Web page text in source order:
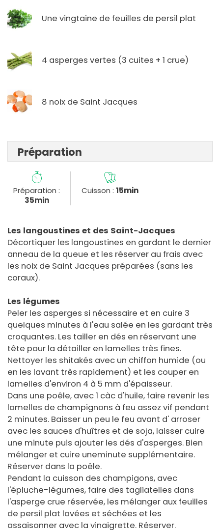
Une vingtaine de feuilles de persil plat
4 asperges vertes (3 cuites + 1 crue)
8 noix de Saint Jacques
Préparation
Préparation :
35min
Cuisson : 15min
Les langoustines et des Saint-Jacques
Décortiquer les langoustines en gardant le dernier
anneau de la queue et les réserver au frais avec
les noix de Saint Jacques préparées (sans les
coraux).
Les légumes
Peler les asperges si nécessaire et en cuire 3
quelques minutes à l'eau salée en les gardant très
croquantes. Les tailler en dés en réservant une
tête pour la détailler en lamelles très fines.
Nettoyer les shitakés avec un chiffon humide (ou
en les lavant très rapidement) et les couper en
lamelles d'environ 4 à 5 mm d'épaisseur.
Dans une poêle, avec 1 càc d'huile, faire revenir les
lamelles de champignons à feu assez vif pendant
2 minutes. Baisser un peu le feu avant d' arroser
avec les sauces d'huîtres et de soja, laisser cuire
une minute puis ajouter les dés d'asperges. Bien
mélanger et cuire uneminute supplémentaire.
Réserver dans la poêle.
Pendant la cuisson des champigons, avec
l'épluche-légumes, faire des tagliatelles dans
l'asperge crue réservée, les mélanger aux feuilles
de persil plat lavées et séchées et les
assaisonner avec la vinaigrette. Réserver.